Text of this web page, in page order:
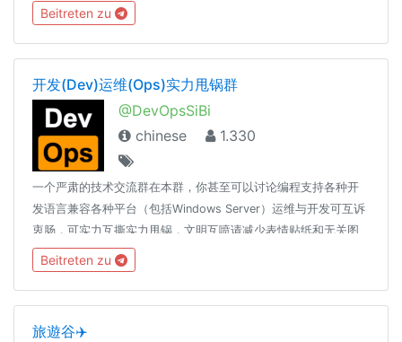
@homeassiant666MacOS/Hackintosh： @justice996分享沉
淀： @theguideoftelegram
Beitreten zu
开发(Dev)运维(Ops)实力甩锅群
@DevOpsSiBi
chinese
1.330
一个严肃的技术交流群在本群，你甚至可以讨论编程支持各种开
发语言兼容各种平台（包括Windows Server）运维与开发可互诉
衷肠，可实力互撕实力甩锅，文明互喷请减少表情贴纸和无关图
片、言论的发送，过多此类消息将随时不加通知地删除，请您谅
解。长段代码请使用 pastebin 展示🔗t.me/DevOpsSiBiK8S中文
专场：🔗t.me/Kubernetes_CN
Beitreten zu
旅遊谷✈️